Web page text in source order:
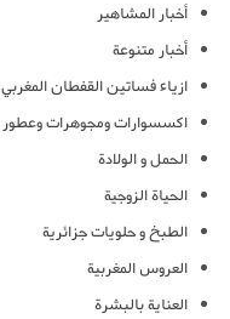
أخبار المشاهير
أخبار متنوعة
ازياء فساتين القفطان المغربي
اكسسوارات ومجوهرات وعطور
الحمل و الولادة
الحياة الزوجية
الطبخ و حلويات جزائرية
العروس المغربية
العناية بالبشرة